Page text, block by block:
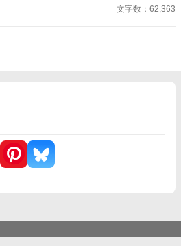
ず、手紙もなし、戦地から帰ってきたという
文字数：62,363